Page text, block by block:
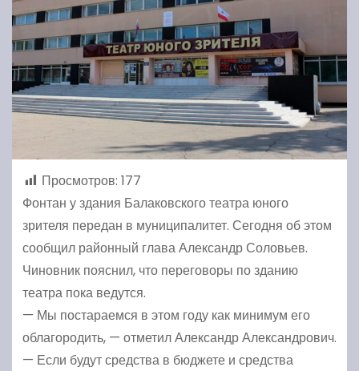
Просмотров: 177
Фонтан у здания Балаковского театра юного
зрителя передан в муниципалитет. Сегодня об этом
сообщил районный глава Александр Соловьев.
Чиновник пояснил, что переговоры по зданию
театра пока ведутся.
— Мы постараемся в этом году как минимум его
облагородить, — отметил Александр Александрович.
— Если будут средства в бюджете и средства